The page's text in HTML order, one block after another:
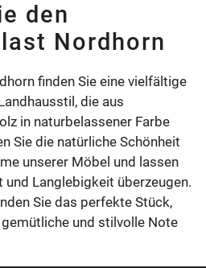
den
Nordhorn
finden Sie eine vielfältige
die aus
in naturbelassener Farbe
Sie die natürliche Schönheit
unserer Möbel und lassen
und Langlebigkeit überzeugen.
Sie das perfekte Stück,
und stilvolle Note